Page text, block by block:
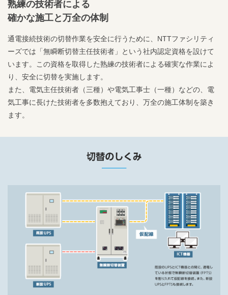
熟練の技術者による
確かな施工と万全の体制
通電接続技術の切替作業を安全に行うために、NTTファシリティ
ーズでは「無瞬断切替主任技術者」という社内認定資格を設けて
います。この資格を取得した熟練の技術者による確実な作業によ
り、安全に切替を実施します。
また、電気主任技術者（三種）や電気工事士（一種）などの、電
気工事に長けた技術者を多数抱えており、万全の施工体制を築き
ます。